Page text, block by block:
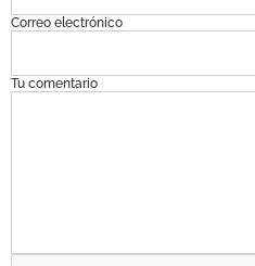
Correo electrónico
Tu comentario